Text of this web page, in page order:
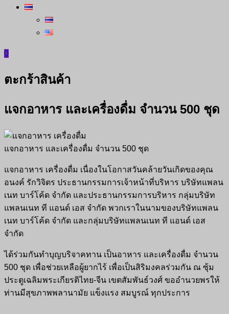
0
ตะกร้าสินค้า
แจกอาหาร และเครื่องดื่ม จำนวน 500 ชุด
แจกอาหาร และเครื่องดื่ม จำนวน 500 ชุด
แจกอาหาร เครื่องดื่ม เนื่องในโอกาสวันคล้ายวันเกิดของคุณ
อนงค์ รักวิจิตร ประธานกรรมการเจ้าหน้าที่บริหาร บริษัทแพลน
เนท บาร์โค้ด จำกัด และประธานกรรมการบริหาร กลุ่มบริษัท
แพลนเนท ที แอนด์ เอส จำกัด พวกเราในนามของบริษัทแพลน
เนท บาร์โค้ด จำกัด และกลุ่มบริษัทแพลนเนท ที แอนด์ เอส
จำกัด
ได้ร่วมกันทำบุญบริจาคทาน เป็นอาหาร และเครื่องดื่ม จำนวน
500 ชุด เพื่อช่วยเหลือผู้ยากไร้ เพื่อเป็นสิริมงคลร่วมกัน ณ ซุ้ม
ประตูเฉลิมพระเกียรติไทย-จีน เขตสัมพันธ์วงศ์ ขออำนวยพรให้
ท่านมีสุขภาพพลานามัย แข็งแรง สมบูรณ์ ทุกประการ